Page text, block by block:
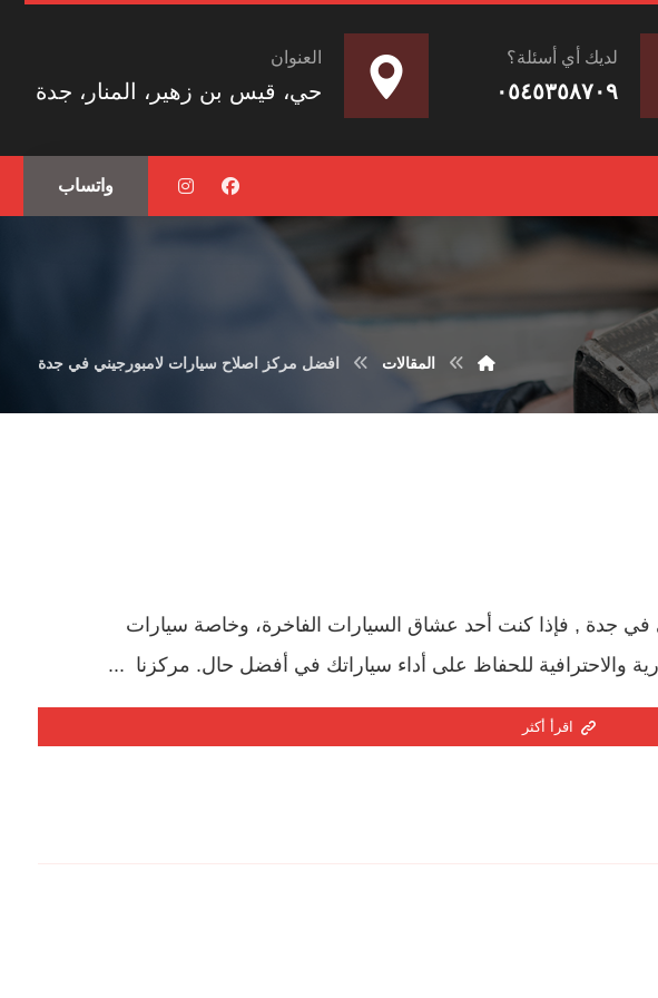
العنوان
حي، قيس بن زهير، المنار، جدة
لديك أي أسئلة؟
٠٥٤٥٣٥٨٧٠٩
واتساب
المقالات افضل مركز اصلاح سيارات لامبورجيني في جدة
جدة , فإذا كنت أحد عشاق السيارات الفاخرة، وخاصة سيارات
والاحترافية للحفاظ على أداء سياراتك في أفضل حال. مركزنا ...
اقرأ أكثر